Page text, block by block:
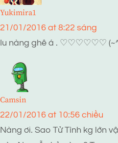
Yukimira1
21/01/2016 at 8:22 sáng
Iu nàng ghê á . ♡♡♡♡♡♡
Camsin
22/01/2016 at 10:56 chiều
Nàng ơi. Sao Tử Tình kg lớn